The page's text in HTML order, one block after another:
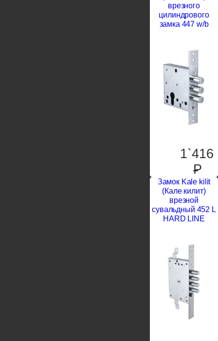
врезного
цилиндрового
замка 447 w/b
1`416
P
Замок Kale kilit
(Кале килит)
врезной
сувальдный 452 L
HARD LINE